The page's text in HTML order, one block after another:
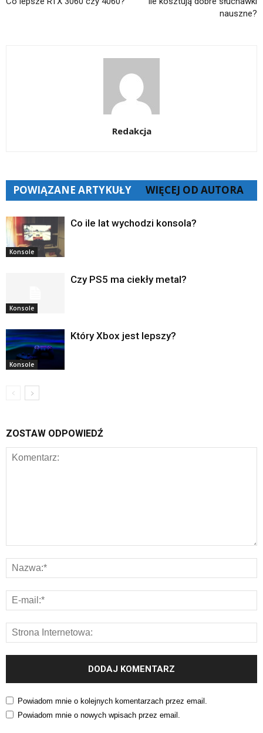
nauszne?
Redakcja
POWIĄZANE ARTYKUŁY WIĘCEJ OD AUTORA
Konsole
Co ile lat wychodzi konsola?
Konsole
Czy PS5 ma ciekły metal?
Konsole
Który Xbox jest lepszy?
ZOSTAW ODPOWIEDŹ
Powiadom mnie o kolejnych komentarzach przez email.
Powiadom mnie o nowych wpisach przez email.